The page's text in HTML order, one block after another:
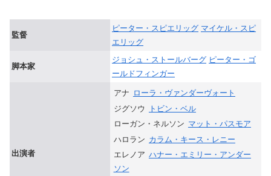
監督
ピーター・スピエリッグ マイケル・スピ
エリッグ
脚本家
ジョシュ・ストールバーグ ピーター・ゴ
ールドフィンガー
出演者
アナ ローラ・ヴァンダーヴォート
ジグソウ
トビン・ベル
ローガン・ネルソン マット・パスモア
ハロラン カラム・キース・レニー
エレノア ハナー・エミリー・アンダー
ソン